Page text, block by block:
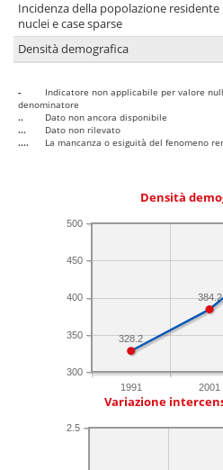
Incidenza della popolazione residente
nuclei e case sparse
Densità demografica
-
Indicatore non applicabile per valore
denominatore
..
Dato non ancora disponibile
...
Dato non rilevato
....
La mancanza o esiguità del fenomeno
Densità
1991 2001
300
350
400
450
500
384.2
328.2
Variazione
2.5